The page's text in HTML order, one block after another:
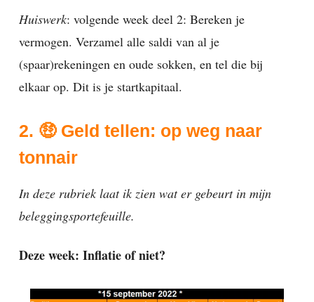
Huiswerk: volgende week deel 2: Bereken je
vermogen. Verzamel alle saldi van al je
(spaar)rekeningen en oude sokken, en tel die bij
elkaar op. Dit is je startkapitaal.
2. 🤑 Geld tellen: op weg naar
tonnair
In deze rubriek laat ik zien wat er gebeurt in mijn
beleggingsportefeuille.
Deze week: Inflatie of niet?